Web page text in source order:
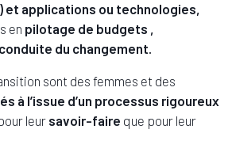
et applications ou technologies,
en pilotage de budgets ,
conduite du changement.
sont des femmes et des
à l’issue d’un processus rigoureux
leur savoir-faire que pour leur